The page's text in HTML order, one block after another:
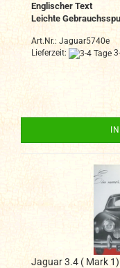
Englischer Text
Leichte
Art.Nr.: Jaguar5740e
Lieferzeit:
Jaguar 3.4 ( Mark